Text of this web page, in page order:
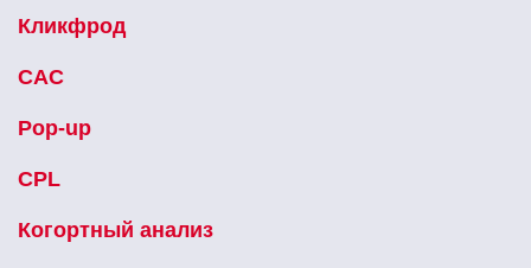
Кликфрод
CAC
Pop-up
CPL
Когортный анализ